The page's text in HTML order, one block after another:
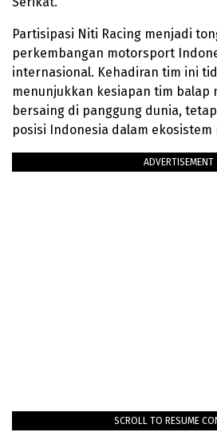
Partisipasi Niti Racing menjadi
perkembangan motorsport
internasional. Kehadiran tim ini
menunjukkan kesiapan tim balap
bersaing di panggung dunia,
posisi Indonesia dalam
ADVERTISEMENT
SCROLL TO RESUME